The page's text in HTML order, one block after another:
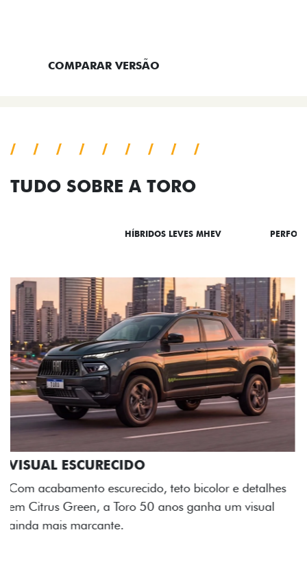
COMPARAR VERSÃO
TUDO SOBRE A TORO
HÍBRIDOS LEVES MHEV
ADESIVOS ESTILIZADOS
Os adesivos aplicados no capô e nas laterais
reforçam a identidade única dessa edição para lá de
comemorativa.